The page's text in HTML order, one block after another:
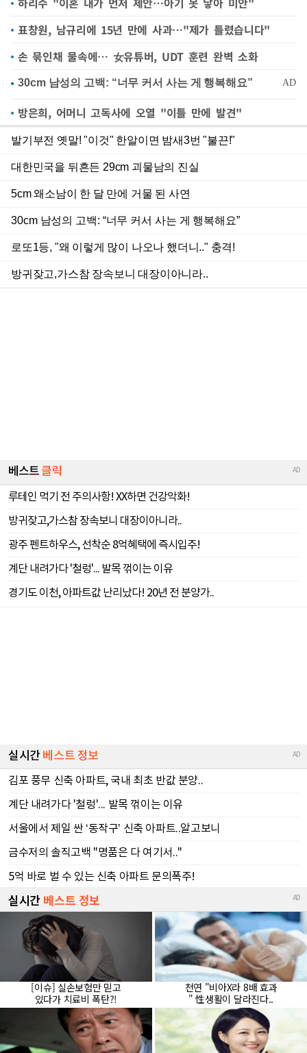
표창원, 남규리에 15년 만에 사과…"제가 틀렸습니다"
손 묶인채 물속에… 女유튜버, UDT 훈련 완벽 소화
방은희, 어머니 고독사에 오열 "이틀 만에 발견"